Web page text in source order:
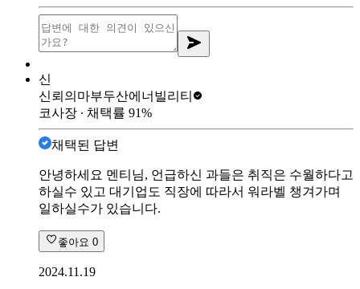
신
신뢰의마부두산에너빌리티
코사장 ∙ 채택률 91%
채택된 답변
안녕하세요 멘티님, 언급하신 과들은 취직은 수월하다고
하실수 있고 대기업도 직장에 따라서 워라벨 챙겨가며
일하실수가 있습니다.
좋아요 0
2024.11.19